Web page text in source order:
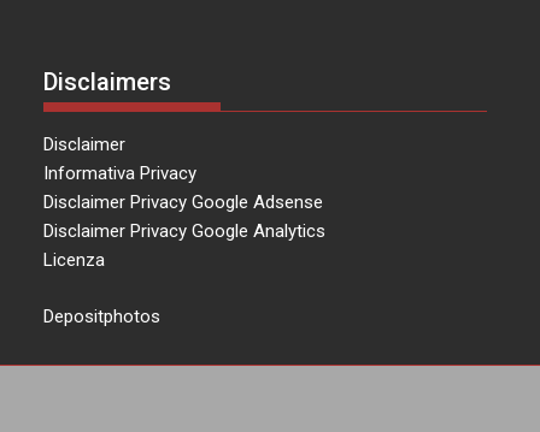
Disclaimers
Disclaimer
Informativa Privacy
Disclaimer Privacy Google Adsense
Disclaimer Privacy Google Analytics
Licenza
Depositphotos